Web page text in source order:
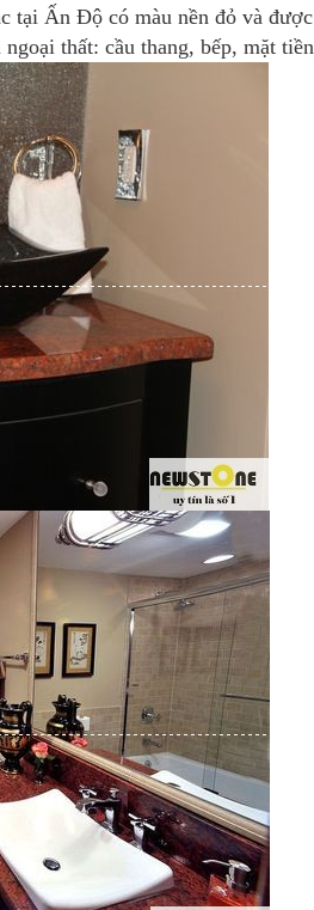
tại Ấn Độ có màu nền đỏ và
thất: cầu thang, bếp, mặt